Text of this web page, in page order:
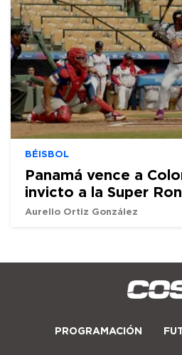
BÉISBOL
Panamá vence a
invicto a la Super
Aurelio Ortiz González
PROGRAMACIÓN